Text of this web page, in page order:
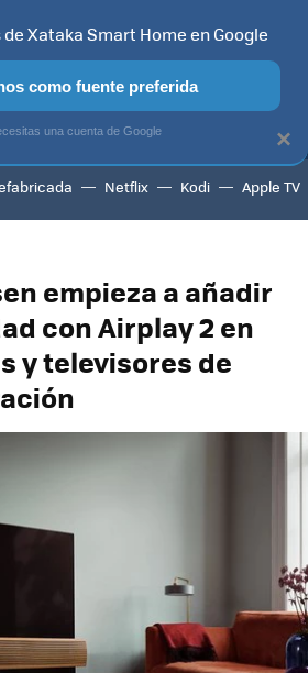
NUEVO
SMART TV
Netflix Kodi Apple TV
empieza a añadir
con Airplay 2 en
y televisores de
×
Xataka Smart Home en Google
como fuente preferida
una cuenta de Google